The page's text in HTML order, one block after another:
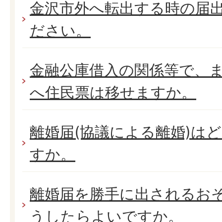
金沢市外へ転出する時の届
ださい。
金融公庫借入の関係等で、
へ住民票は移せますか。
離婚届(協議による離婚)は
すか。
離婚届を勝手に出されるお
うしたらよいですか。